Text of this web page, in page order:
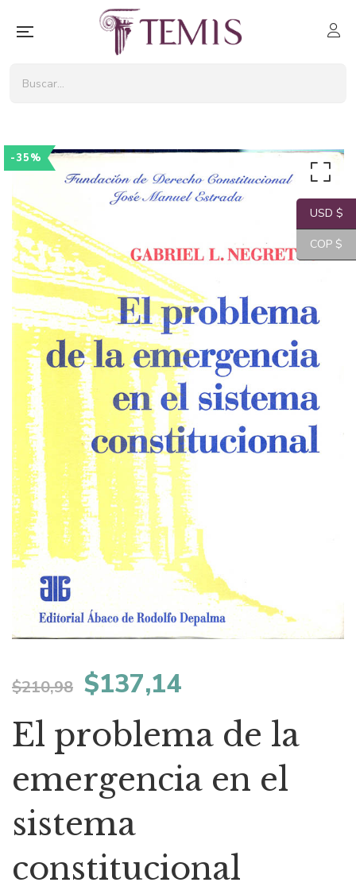
-35%
$210,98 El
precio
original
era:
$210,98.
$137,14El
precio
actual
es:
El problema de la
emergencia en el
sistema
constitucional
USD $
COP $